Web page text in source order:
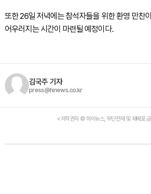
또한 26일 저녁에는 참석자들을 위한 환영 만찬
어우러지는 시간이 마련될 예정이다.
김국주 기자
press@hinews.co.kr
<저작권자 © 하이뉴스, 무단전재 및 재배포